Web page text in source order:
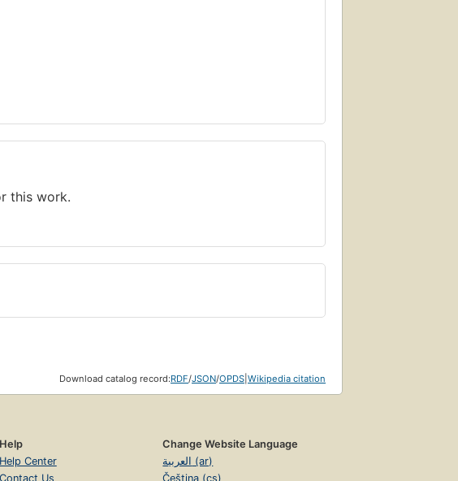
this work.
Download catalog record:RDF/JSON/OPDS Wikipedia citation
Help
Help Center
Contact Us
Change Website Language
العربية (ar)
Čeština (cs)